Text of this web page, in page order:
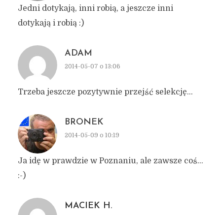
Jedni dotykają, inni robią, a jeszcze inni
dotykają i robią :)
ADAM
2014-05-07 o 13:06
Trzeba jeszcze pozytywnie przejść selekcję…
BRONEK
2014-05-09 o 10:19
Ja idę w prawdzie w Poznaniu, ale zawsze coś…
:-)
MACIEK H.